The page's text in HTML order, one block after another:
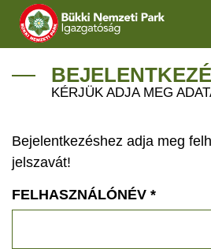
IGAZGATÓSÁG
VÍZVÉDELEM
ÖKOTURIZMUS
KÉRJÜK ADJA MEG
Bejelentkezéshez adja meg
jelszavát!
FELHASZNÁLÓNÉV *